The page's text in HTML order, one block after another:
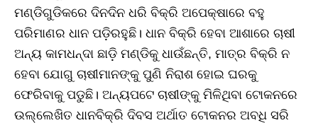
ମଣ୍ଡିଗୁଡିକରେ ଦିନଦିନ ଧରି ବିକ୍ରି ଅପେକ୍ଷାରେ ବହୁ
ପରିମାଣର ଧାନ ପଡ଼ିରହୁଛି। ଧାନ ବିକ୍ରି ହେବା ଆଶାରେ ଚାଷୀ
ଅନ୍ୟ କାମଧନ୍ଦା ଛାଡ଼ି ମଣ୍ଡିକୁ ଧାଉଁଛନ୍ତି, ମାତ୍ର ବିକ୍ରି ନ
ହେବା ଯୋଗୁ ଚାଷୀମାନଙ୍କୁ ପୁଣି ନିରାଶ ହୋଇ ଘରକୁ
ଫେରିବାକୁ ପଡୁଛି। ଅନ୍ୟପଟେ ଚାଷୀଙ୍କୁ ମିଳିଥିବା ଟୋକନରେ
ଉଲ୍ଲେଖିତ ଧାନବିକ୍ରି ଦିବସ ଅର୍ଥାତ ଟୋକନର ଅବଧି ସରି